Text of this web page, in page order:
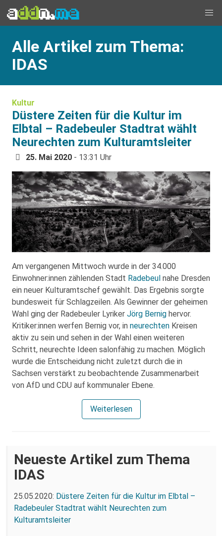
Alle Artikel zum Thema:
IDAS
Kultur
Düstere Zeiten für die Kultur im
Elbtal – Radebeuler Stadtrat wählt
Neurechten zum Kulturamtsleiter
25. Mai 2020 - 13:31 Uhr
Am vergangenen Mittwoch wurde in der 34.000
Einwohner:innen zählenden Stadt Radebeul nahe Dresden
ein neuer Kulturamtschef gewählt. Das Ergebnis sorgte
bundesweit für Schlagzeilen. Als Gewinner der geheimen
Wahl ging der Radebeuler Lyriker Jörg Bernig hervor.
Kritiker:innen werfen Bernig vor, in neurechten Kreisen
aktiv zu sein und sehen in der Wahl einen weiteren
Schritt, neurechte Ideen salonfähig zu machen. Möglich
wurde die Entscheidung nicht zuletzt durch die in
Sachsen verstärkt zu beobachtende Zusammenarbeit
von AfD und CDU auf kommunaler Ebene.
Weiterlesen
Neueste Artikel zum Thema
IDAS
25.05.2020: Düstere Zeiten für die Kultur im Elbtal –
Radebeuler Stadtrat wählt Neurechten zum
Kulturamtsleiter